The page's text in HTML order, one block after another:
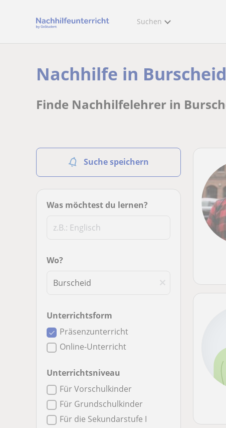
Suchen
Nachhilfe in
Finde Nachhilfelehrer in
Suche speichern
Was möchtest du lernen?
Wo?
Unterrichtsform
Präsenzunterricht
Online-Unterricht
Unterrichtsniveau
Für Vorschulkinder
Für Grundschulkinder
Für die Sekundarstufe I